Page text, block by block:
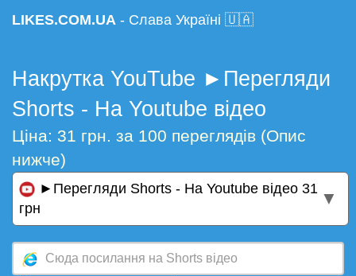
LIKES.COM.UA - Слава Україні 🇺🇦
Накрутка YouTube ►Перегляди
Shorts - На Youtube відео
Ціна: 31 грн. за 100 переглядів (Опис
нижче)
►Перегляди Shorts - На Youtube відео 31
грн
▼